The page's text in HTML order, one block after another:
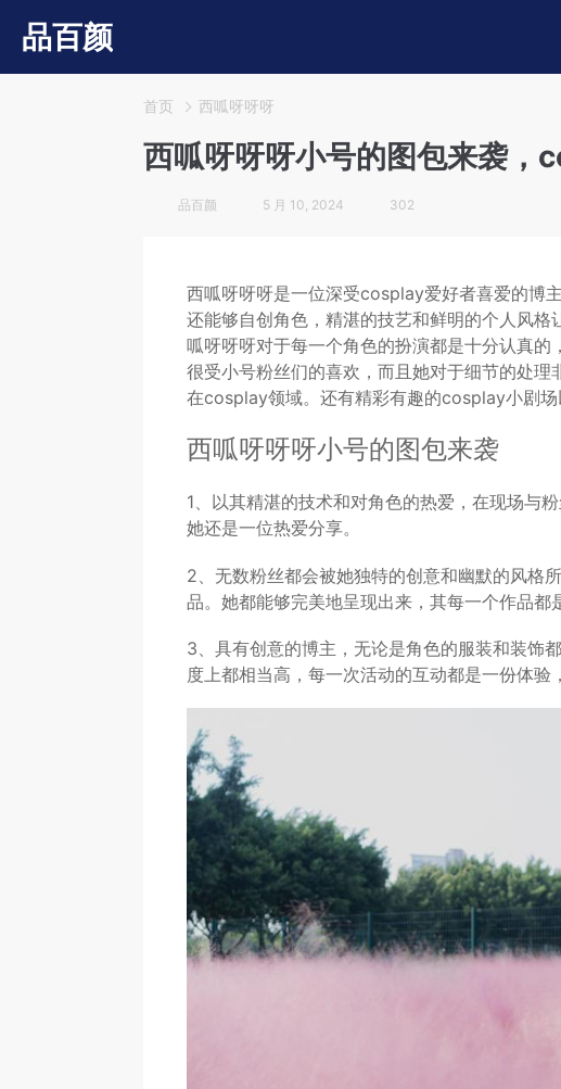
品百颜
首页 西呱呀呀呀
西呱呀呀呀小号的图包来袭，
品百颜 5 月 10, 2024 302
西呱呀呀呀是一位深受cosplay爱好者喜爱的博
还能够自创角色，精湛的技艺和鲜明的个人风
呱呀呀呀对于每一个角色的扮演都是十分认真
很受小号粉丝们的喜欢，而且她对于细节的处
在cosplay领域。还有精彩有趣的cosplay小剧场
西呱呀呀呀小号的图包来袭
1、以其精湛的技术和对角色的热爱，在现场与
她还是一位热爱分享。
2、无数粉丝都会被她独特的创意和幽默的风格
品。她都能够完美地呈现出来，其每一个作品都
3、具有创意的博主，无论是角色的服装和装饰
度上都相当高，每一次活动的互动都是一份体验